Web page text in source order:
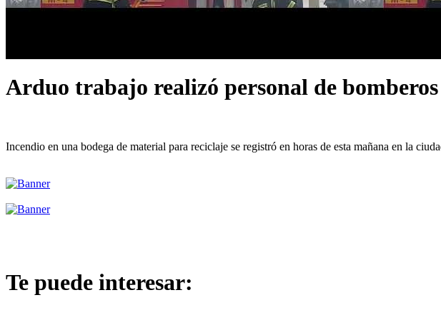
Arduo trabajo realizó personal de
Incendio en una bodega de material para reciclaje se registró en horas de esta mañana en la
Te puede interesar: